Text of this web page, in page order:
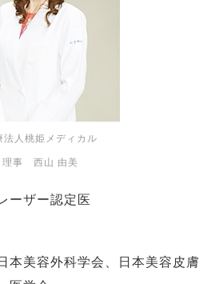
法人桃姫メディカル
理事 西山 由美
ーザー認定医
本美容外科学会、日本美容皮膚